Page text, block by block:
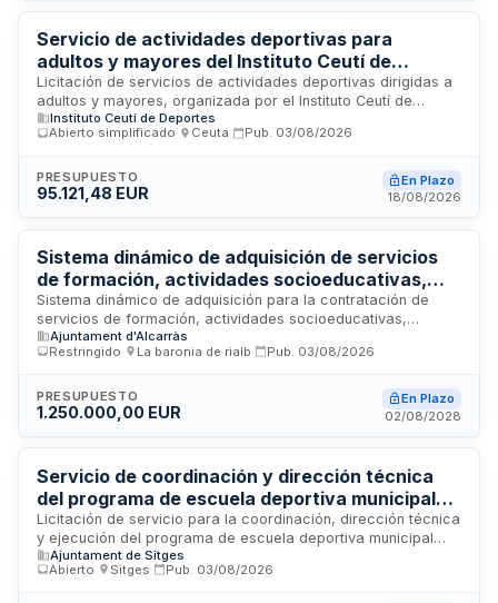
instalaciones deportivas serán proporcionadas por el
municipio.
Servicio de actividades deportivas para
adultos y mayores del Instituto Ceutí de
Deportes
Licitación de servicios de actividades deportivas dirigidas a
adultos y mayores, organizada por el Instituto Ceutí de
Deportes. Las actividades incluyen circuito easy line,
gimnasia correctiva, aerodance, pilates, zumba,
zumba junior, tabata y ritmos latinos. El servicio se prestará
en las instalaciones del Instituto Ceutí de Deportes mediante
garanticen la dirección, organización y supervisión de todas
las actividades físicas programadas.
Instituto Ceutí de Deportes
Abierto simplificado
Ceuta Pub. 03/08/2026
PRESUPUESTO
95.121,48 EUR
En Plazo
18/08/2026
Sistema dinámico de adquisición de servicios
de formación, actividades socioeducativas,
talleres y cursos del Ayuntamiento de Alcarràs
Sistema dinámico de adquisición para la contratación de
servicios de formación, actividades socioeducativas,
talleres y cursos organizados por el Ayuntamiento de
Alcarràs. Se establece un marco de colaboración con
formativos y educativos dirigidos a la comunidad local, con
diferentes categorías de contratación específica según las
de carácter educativo, social, cultural, deportivo y
comunitario adaptados a diversos públicos y objetivos.
Ajuntament d'Alcarràs
Restringido
La baronia de rialb Pub. 03/08/2026
PRESUPUESTO
1.250.000,00 EUR
En Plazo
02/08/2028
Servicio de coordinación y dirección técnica
del programa de escuela deportiva municipal
del Ayuntamiento de Sitges
Licitación de servicio para la coordinación, dirección técnica
y ejecución del programa de escuela deportiva municipal
organizado por el Departamento de Deportes del
Ayuntamiento de Sitges. El contrato tiene una duración de dos
Ajuntament de Sitges
Abierto
Sitges Pub. 03/08/2026